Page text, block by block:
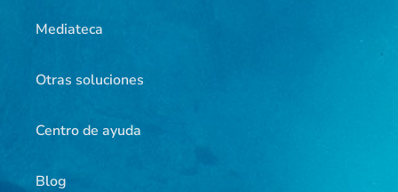
Mediateca
Otras soluciones
Centro de ayuda
Blog